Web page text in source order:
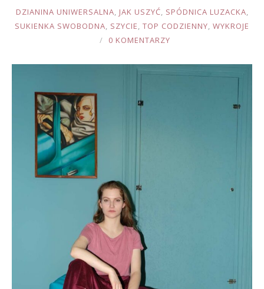
JOULE
DZIANINA UNIWERSALNA, JAK USZYĆ, SPÓDNICA LUZACKA,
SUKIENKA SWOBODNA, SZYCIE, TOP CODZIENNY, WYKROJE
0 KOMENTARZY